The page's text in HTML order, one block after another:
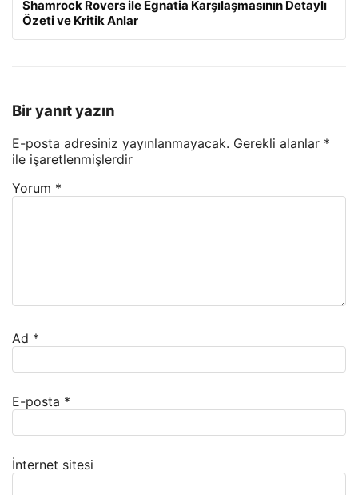
Shamrock Rovers ile Egnatia Karşılaşmasının Detaylı
Özeti ve Kritik Anlar
Bir yanıt yazın
E-posta adresiniz yayınlanmayacak. Gerekli alanlar *
ile işaretlenmişlerdir
Yorum *
Ad *
E-posta *
İnternet sitesi